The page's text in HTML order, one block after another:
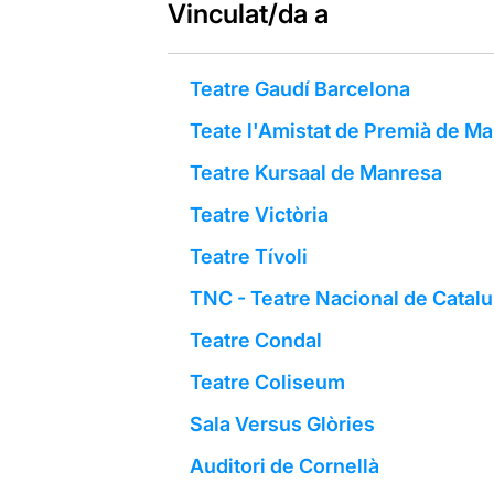
Vinculat/da a
Teatre Gaudí Barcelona
Teate l'Amistat de Premià de
Teatre Kursaal de Manresa
Teatre Victòria
Teatre Tívoli
TNC - Teatre Nacional de
Teatre Condal
Teatre Coliseum
Sala Versus Glòries
Auditori de Cornellà